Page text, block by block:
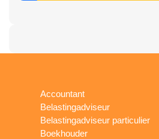
Accountant
Belastingadviseur
Belastingadviseur particulier
Boekhouder